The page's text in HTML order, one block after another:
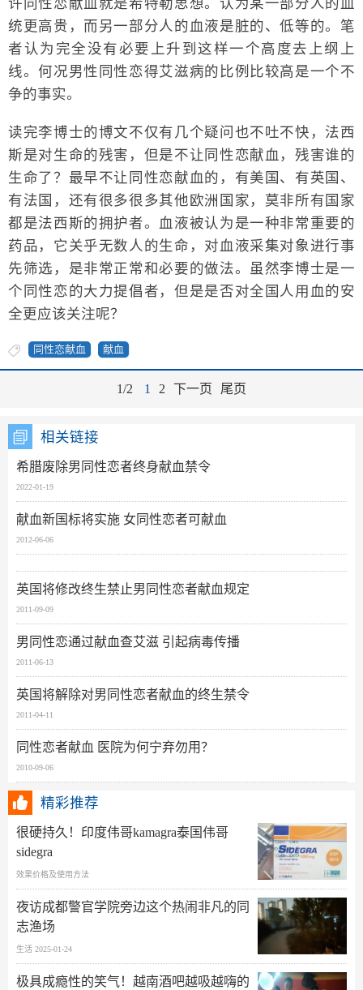
许同性恋献血就是希特勒思想。认为某一部分人的血
统更高贵，而另一部分人的血液是脏的、低等的。笔
者认为完全没有必要上升到这样一个高度去上纲上
线。何况男性同性恋得艾滋病的比例比较高是一个不
争的事实。
读完李博士的博文不仅有几个疑问也不吐不快，法西
斯是对生命的残害，但是不让同性恋献血，残害谁的
生命了？最早不让同性恋献血的，有美国、有英国、
有法国，还有很多很多其他欧洲国家，莫非所有国家
都是法西斯的拥护者。血液被认为是一种非常重要的
药品，它关乎无数人的生命，对血液采集对象进行事
先筛选，是非常正常和必要的做法。虽然李博士是一
个同性恋的大力提倡者，但是是否对全国人用血的安
全更应该关注呢？
同性恋献血 献血
1/2 1 2 下一页 尾页
相关链接
希腊废除男同性恋者终身献血禁令
2022-01-19
献血新国标将实施 女同性恋者可献血
2012-06-06
英国将修改终生禁止男同性恋者献血规定
2011-09-09
男同性恋通过献血查艾滋 引起病毒传播
2011-06-13
英国将解除对男同性恋者献血的终生禁令
2011-04-11
同性恋者献血 医院为何宁弃勿用？
2010-09-06
精彩推荐
很硬持久！印度伟哥kamagra泰国伟哥
sidegra
效果价格及使用方法
夜访成都警官学院旁边这个热闹非凡的同
志渔场
生活 2025-01-24
极具成瘾性的笑气！越南酒吧越吸越嗨的